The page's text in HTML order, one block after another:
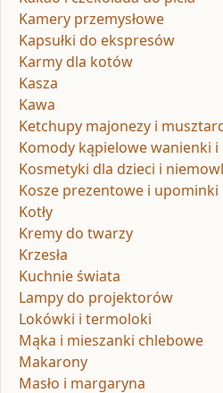
Kamery przemysłowe
Kapsułki do ekspresów
Karmy dla kotów
Kasza
Kawa
Ketchupy majonezy i
Komody kąpielowe wanienki
Kosmetyki dla dzieci i
Kosze prezentowe i upominki
Kotły
Kremy do twarzy
Krzesła
Kuchnie świata
Lampy do projektorów
Lokówki i termoloki
Mąka i mieszanki chlebowe
Makarony
Masło i margaryna